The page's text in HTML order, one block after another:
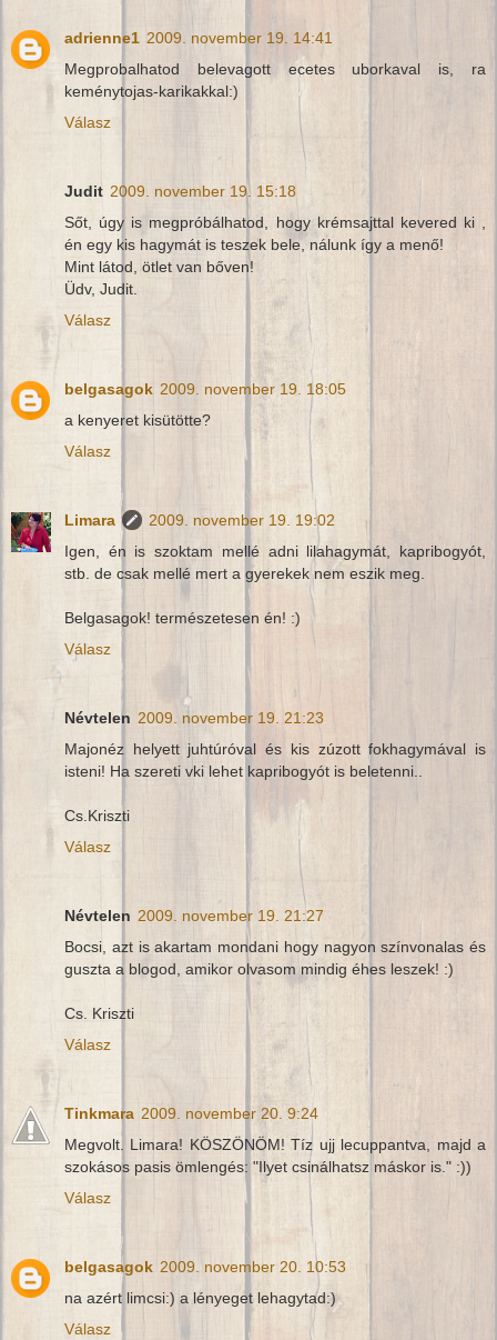
adrienne1 2009. november 19. 14:41
Megprobalhatod belevagott ecetes uborkaval is, ra
keménytojas-karikakkal:)
Válasz
Judit 2009. november 19. 15:18
Sőt, úgy is megpróbálhatod, hogy krémsajttal kevered ki ,
én egy kis hagymát is teszek bele, nálunk így a menő!
Mint látod, ötlet van bőven!
Üdv, Judit.
Válasz
belgasagok 2009. november 19. 18:05
a kenyeret kisütötte?
Válasz
Limara
2009. november 19. 19:02
Igen, én is szoktam mellé adni lilahagymát, kapribogyót,
stb. de csak mellé mert a gyerekek nem eszik meg.
Belgasagok! természetesen én! :)
Válasz
Névtelen 2009. november 19. 21:23
Majonéz helyett juhtúróval és kis zúzott fokhagymával is
isteni! Ha szereti vki lehet kapribogyót is beletenni..
Cs.Kriszti
Válasz
Névtelen 2009. november 19. 21:27
Bocsi, azt is akartam mondani hogy nagyon színvonalas és
guszta a blogod, amikor olvasom mindig éhes leszek! :)
Cs. Kriszti
Válasz
Tinkmara 2009. november 20. 9:24
Megvolt. Limara! KÖSZÖNÖM! Tíz ujj lecuppantva, majd a
szokásos pasis ömlengés: "Ilyet csinálhatsz máskor is." :))
Válasz
belgasagok 2009. november 20. 10:53
na azért limcsi:) a lényeget lehagytad:)
Válasz